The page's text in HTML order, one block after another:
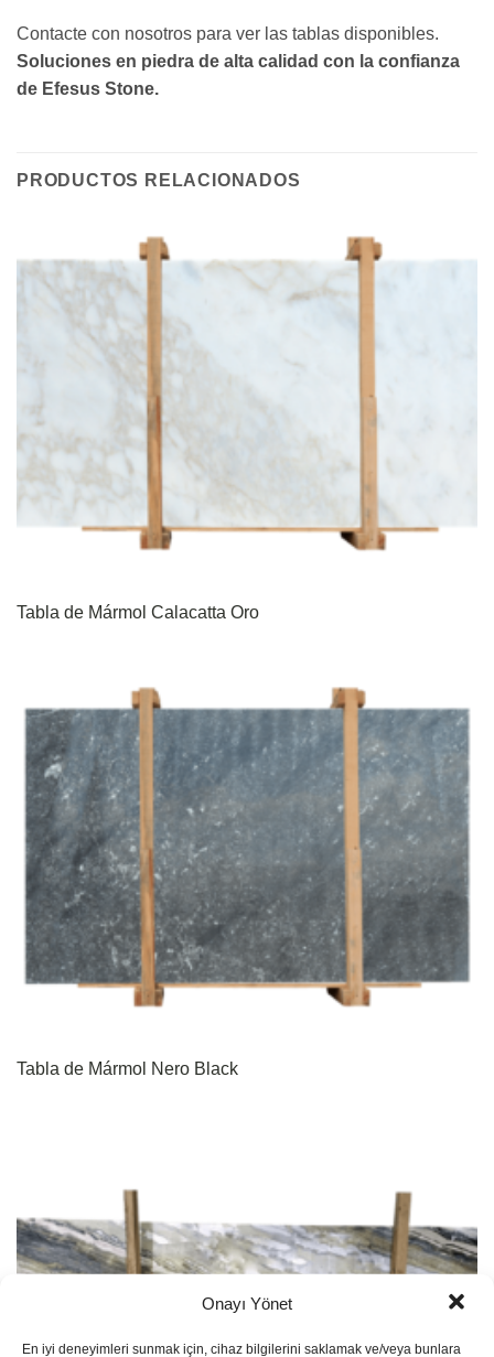
Onayı Yönet
En iyi deneyimleri sunmak için, cihaz bilgilerini saklamak ve/veya bunlara
Contacte con nosotros para ver las tablas disponibles.
Soluciones en piedra de alta calidad con la confianza
de Efesus Stone.
PRODUCTOS RELACIONADOS
Tabla de Mármol Calacatta Oro
Tabla de Mármol Nero Black